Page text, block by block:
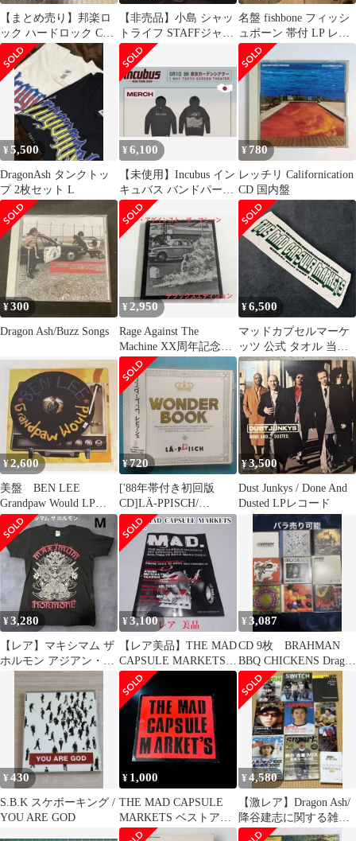
【まとめ売り】邦楽ロ
ック ハードロック CD
5枚セット 名盤
【非売品】小島 シャッ
トライフ STAFFジャケ
ット 2001 サイズF
名盤 fishbone フィッシ
ュボーン 帯付 LP レコ
ード スカpunk
¥5,500
DragonAsh タンクトッ
プ 2枚セット L
¥6,100
【未使用】Incubus イン
キュバス バンドパーカ
ー L
¥780
レッチリ Californication
CD 国内盤
¥300
Dragon Ash/Buzz Songs
¥2,950
Rage Against The
Machine XX周年記念盤
2CD＋DVD
¥6,500
マッドカプセルマーケ
ッツ 公式 タオル 当時
物 Y2K 00s バンドグッ
ズ
¥2,600
美盤 BEN LEE
Grandpaw Would LP
grandroyal
¥720
['88年帯付き初回版
CD]LÄ-PPISCH/
WONDER BOOK
¥3,500
Dust Junkys / Done And
Dusted LPレコード
¥3,280
【レア】マキシマム ザ
ホルモン アジアン・メ
タルポーズ Tシャツ M
ブラック
¥3,100
【レア美品】THE MAD
CAPSULE MARKETS
MAD. 雑誌
¥3,087
CD 9枚 BRAHMAN
BBQ CHICKENS Dragon
Ash
¥430
S.B.K スケボーキング /
YOU ARE GOD
¥ 1,000
THE MAD CAPSULE
MARKETS ベストアル
バム CD 初回盤
¥4,580
【激レア】Dragon Ash/
降谷建志に関する雑誌
や本まとめ売り